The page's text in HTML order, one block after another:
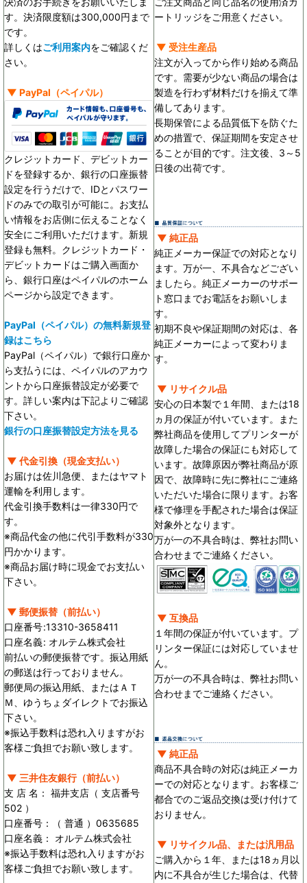
す。決済限度額は300,000円まで
です。
詳しくはご利用案内をご確認くだ
さい。
▼ PayPal （ペイパル）
クレジットカード、デビットカー
ドを登録するか、銀行の口座振替
設定を行うだけで、IDとパスワー
ドのみでの取引が可能に。お支払
い情報をお店側に伝えることなく
安全にご利用いただけます。新規
登録も無料。クレジットカード・
デビットカードはご購入画面か
ら、銀行口座はペイパルのホーム
ページから設定できます。
PayPal（ペイパル）の無料新規登
録はこちら
PayPal（ペイパル）で銀行口座か
ら支払うには、ペイパルのアカウ
ントから口座振替設定が必要で
す。詳しい案内は下記よりご確認
下さい。
銀行の口座振替設定方法を見る
▼ 代金引換（現金支払い）
お届けは佐川急便、またはヤマト
運輸を利用します。
代金引換手数料は一律330円で
す。
※商品代金の他に代引手数料が330
円かかります。
※商品お届け時に現金でお支払い
下さい。
▼ 郵便振替（前払い）
口座番号:13310-3658411
口座名義: オルテム株式会社
前払いの郵便振替です。振込用紙
の郵送は行っておりません。
郵便局の振込用紙、またはＡＴ
Ｍ、ゆうちょダイレクトでお振込
下さい。
※振込手数料は恐れ入りますがお
客様ご負担でお願い致します。
▼ 三井住友銀行（前払い）
支 店 名： 福井支店（ 支店番号
502 ）
口座番号：（ 普通 ）0635685
口座名義： オルテム株式会社
※振込手数料は恐れ入りますがお
客様ご負担でお願い致します。
ートリッジをご用意ください。
▼ 受注生産品
注文が入ってから作り始める商品
です。需要が少ない商品の場合は
製造を行わず材料だけを揃えて準
備してあります。
長期保管による品質低下を防ぐた
めの措置で、保証期間を安定させ
ることが目的です。 注文後、3～5
日後の出荷です。
▼ 純正品
純正メーカー保証での対応となり
ます。万が一、不具合などござい
ましたら。純正メーカーのサポー
ト窓口までお電話をお願いしま
す。
初期不良や保証期間の対応は、各
純正メーカーによって変わりま
す。
▼ リサイクル品
安心の日本製で１年間、または18
ヵ月の保証が付いています。また
弊社商品を使用してプリンターが
故障した場合の保証にも対応して
います。故障原因が弊社商品が原
因で、故障時に先に弊社にご連絡
いただいた場合に限ります。お客
様で修理を手配された場合は保証
対象外となります。
万が一の不具合時は、弊社お問い
合わせまでご連絡ください。
▼ 互換品
１年間の保証が付いています。プ
リンター保証には対応していませ
ん。
万が一の不具合時は、弊社お問い
合わせまでご連絡ください。
▼ 純正品
商品不具合時の対応は純正メーカ
ーでの対応となります。お客様ご
都合でのご返品交換は受け付けて
おりません。
▼ リサイクル品、または汎用品
ご購入から１年、または18ヵ月以
内に不具合が生じた場合は、代替